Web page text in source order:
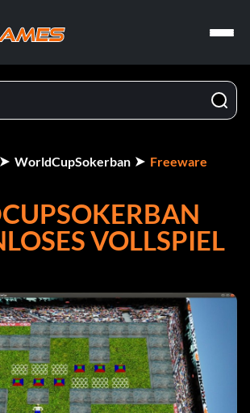
WorldCupSokerban Freeware
VOLLSPIEL